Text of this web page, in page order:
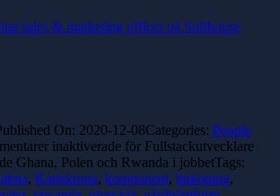
sales & marketing officer på Softhouse
On: 2020-12-08Categories: People
inaktiverade för Fullstackutvecklare
Ghana, Polen och Rwanda i jobbetTags:
, Karlskrona, komponent, linköping,